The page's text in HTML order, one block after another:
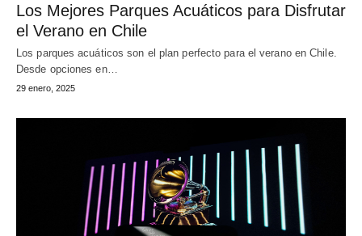
Los Mejores Parques Acuáticos para Disfrutar
el Verano en Chile
Los parques acuáticos son el plan perfecto para el verano en Chile.
Desde opciones en…
29 enero, 2025